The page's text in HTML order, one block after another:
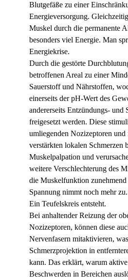
Blutgefäße zu einer
Energieversorgung.
Muskel durch die permanente
besonders viel Energie. Man
Energiekrise.
Durch die gestörte
betroffenen Areal zu einer
Sauerstoff und Nährstoffen,
einerseits der pH-Wert des
andererseits Entzündungs- und
freigesetzt werden. Diese
umliegenden Nozizeptoren und
verstärkten lokalen Schmerzen
Muskelpalpation und
weitere Verschlechterung des
die Muskelfunktion
Spannung nimmt noch mehr zu.
Ein Teufelskreis entsteht.
Bei anhaltender Reizung der
Nozizeptoren, können diese
Nervenfasern mitaktivieren,
Schmerzprojektion in
kann. Das erklärt, warum
Beschwerden in Bereichen